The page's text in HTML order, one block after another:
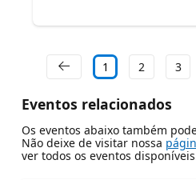
1 2 3
Eventos relacionados
Os eventos abaixo também
Não deixe de visitar nossa
ver todos os eventos